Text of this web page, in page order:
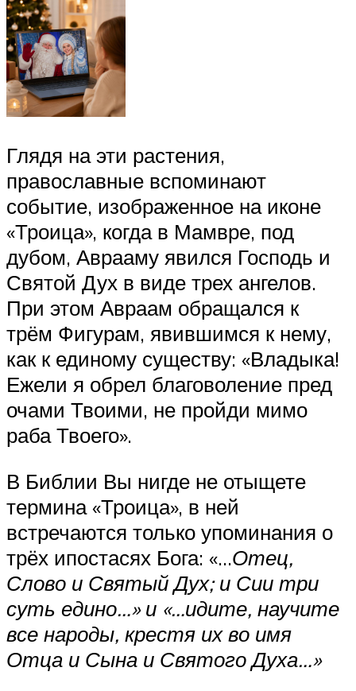
Глядя на эти растения,
православные вспоминают
событие, изображенное на иконе
«Троица», когда в Мамвре, под
дубом, Аврааму явился Господь и
Святой Дух в виде трех ангелов.
При этом Авраам обращался к
трём Фигурам, явившимся к нему,
как к единому существу: «Владыка!
Ежели я обрел благоволение пред
очами Твоими, не пройди мимо
раба Твоего».
В Библии Вы нигде не отыщете
термина «Троица», в ней
встречаются только упоминания о
трёх ипостасях Бога: «…Отец,
Слово и Святый Дух; и Сии три
суть едино…» и «…идите, научите
все народы, крестя их во имя
Отца и Сына и Святого Духа…»